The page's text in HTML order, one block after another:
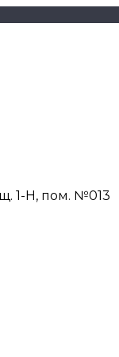
1-Н, пом. №013